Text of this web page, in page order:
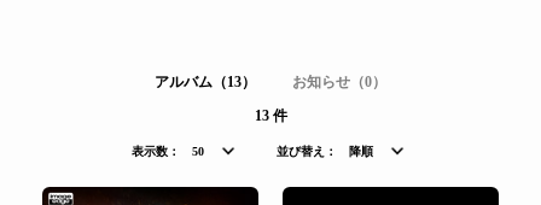
アルバム（13）
お知らせ（0）
13 件
表示数： 50 並び替え： 降順